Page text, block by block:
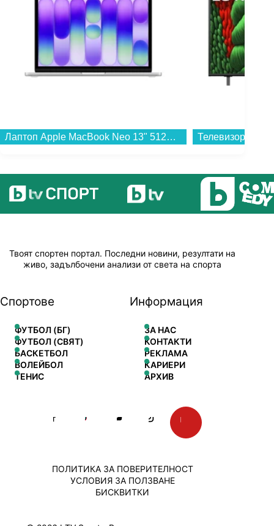
Лаптоп Apple MacBook Neo 13" 512GB Silver mhfc4 , 13.00 , 512 , 8 , Apple A18 Pro 5 Core GPU , Apple A18 Pro 6 Core , Mac OS...
Твоят спортен портал. Последни новини, резултати на
живо, задълбочени анализи от света на спорта
Спортове
ФУТБОЛ (БГ)
ФУТБОЛ (СВЯТ)
БАСКЕТБОЛ
ВОЛЕЙБОЛ
ТЕНИС
Информация
ЗА НАС
КОНТАКТИ
РЕКЛАМА
КАРИЕРИ
АРХИВ
ПОЛИТИКА ЗА ПОВЕРИТЕЛНОСТ
УСЛОВИЯ ЗА ПОЛЗВАНЕ
БИСКВИТКИ